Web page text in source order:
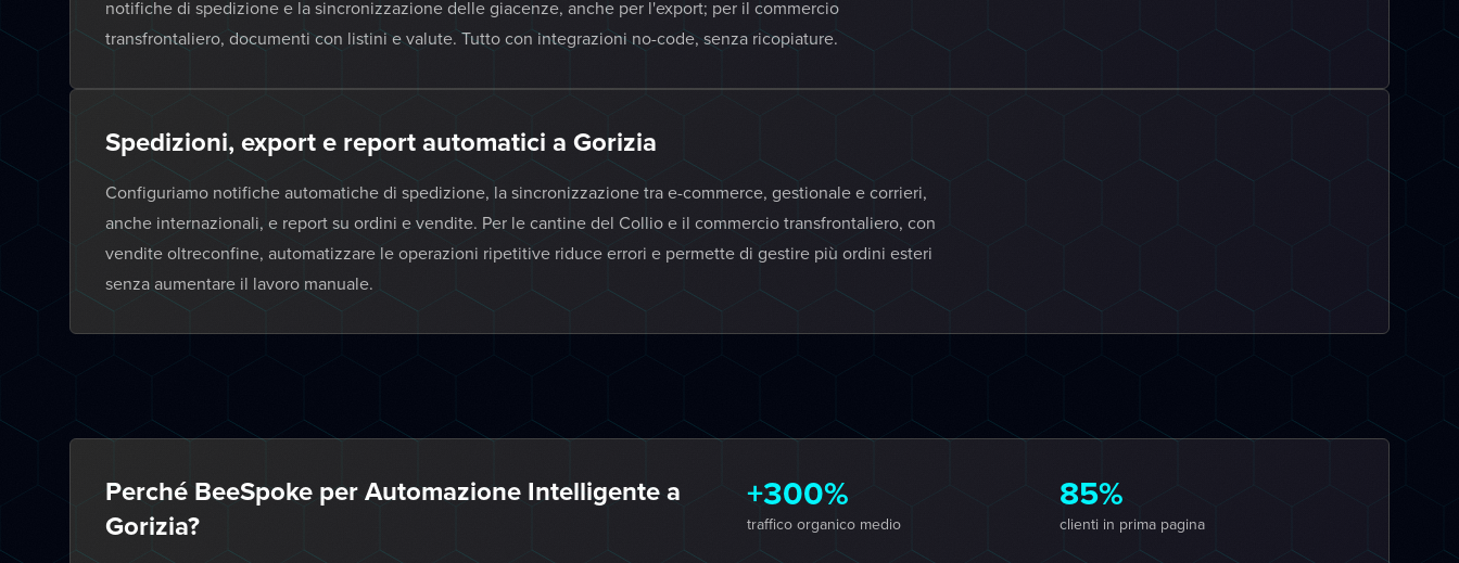
notifiche di spedizione e la sincronizzazione delle giacenze, anche per l'export; per il commercio
transfrontaliero, documenti con listini e valute. Tutto con integrazioni no-code, senza ricopiature.
Spedizioni, export e report automatici a Gorizia
Configuriamo notifiche automatiche di spedizione, la sincronizzazione tra e-commerce, gestionale e corrieri,
anche internazionali, e report su ordini e vendite. Per le cantine del Collio e il commercio transfrontaliero, con
vendite oltreconfine, automatizzare le operazioni ripetitive riduce errori e permette di gestire più ordini esteri
senza aumentare il lavoro manuale.
Perché BeeSpoke per Automazione Intelligente a
Gorizia?
+300%
traffico organico medio
85%
clienti in prima pagina